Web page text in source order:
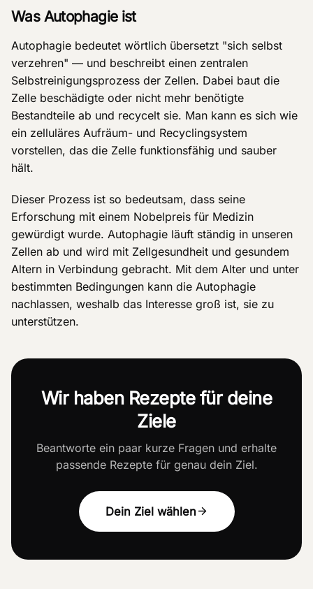
Was Autophagie ist
Autophagie bedeutet wörtlich übersetzt "sich selbst
verzehren" — und beschreibt einen zentralen
Selbstreinigungsprozess der Zellen. Dabei baut die
Zelle beschädigte oder nicht mehr benötigte
Bestandteile ab und recycelt sie. Man kann es sich wie
ein zelluläres Aufräum- und Recyclingsystem
vorstellen, das die Zelle funktionsfähig und sauber
hält.
Dieser Prozess ist so bedeutsam, dass seine
Erforschung mit einem Nobelpreis für Medizin
gewürdigt wurde. Autophagie läuft ständig in unseren
Zellen ab und wird mit Zellgesundheit und gesundem
Altern in Verbindung gebracht. Mit dem Alter und unter
bestimmten Bedingungen kann die Autophagie
nachlassen, weshalb das Interesse groß ist, sie zu
unterstützen.
Wir haben Rezepte für deine
Ziele
Beantworte ein paar kurze Fragen und erhalte
passende Rezepte für genau dein Ziel.
Dein Ziel wählen